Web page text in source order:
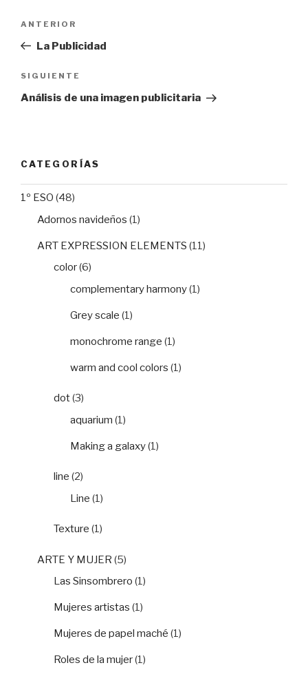
entradas
Entrada
anterior:
ANTERIOR
La Publicidad
Siguiente
entrada
SIGUIENTE
Análisis de una imagen publicitaria
CATEGORÍAS
1º ESO (48)
Adornos navideños (1)
ART EXPRESSION ELEMENTS (11)
color(6)
complementary harmony(1)
Grey scale (1)
monochrome range (1)
warm and cool colors (1)
dot(3)
aquarium (1)
Making a galaxy(1)
line (2)
Line (1)
Texture (1)
ARTE Y MUJER (5)
Las Sinsombrero (1)
Mujeres artistas (1)
Mujeres de papel maché (1)
Roles de la mujer(1)